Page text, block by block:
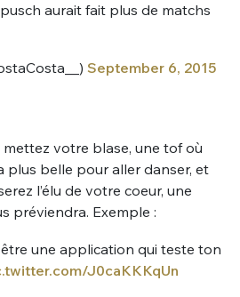
aurait fait plus de matchs
September 6, 2015
votre blase, une tof où
plus belle pour aller danser, et
l’élu de votre coeur, une
préviendra. Exemple :
une application qui teste ton
J0caKKKqUn